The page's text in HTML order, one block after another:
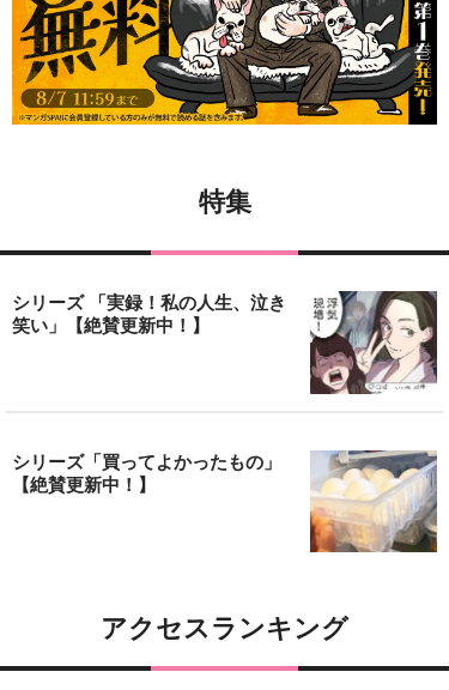
特集
シリーズ 「実録！私の人生、泣き
笑い」【絶賛更新中！】
シリーズ「買ってよかったもの」
【絶賛更新中！】
アクセスランキング